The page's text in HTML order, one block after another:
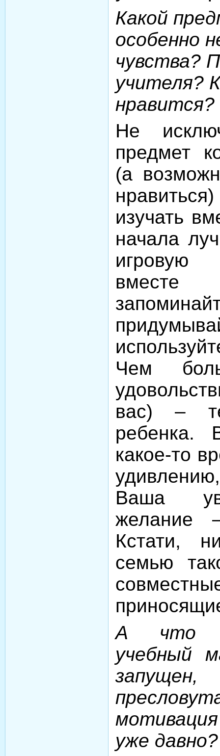
Какой
особенно
чувства?
учителя?
Не
предмет
(а
изучать
начала
Чем
вас) –
ребенка.
какое-то
Ваша
желание
Кстати,
семью
А что
учебный
уже давно?